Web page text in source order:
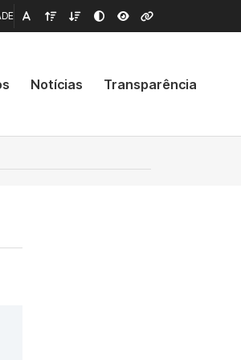
Notícias Transparência